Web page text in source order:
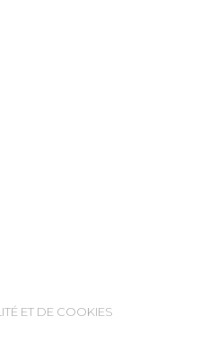
ET DE COOKIES